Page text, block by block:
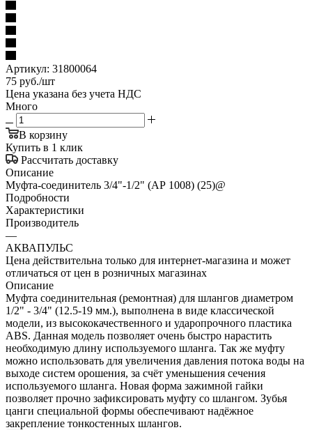
Артикул: 31800064
75 руб./шт
Цена указана без учета НДС
Много
В корзину
Купить в 1 клик
Рассчитать доставку
Описание
Муфта-соединитель 3/4"-1/2" (АР 1008) (25)@
Подробности
Характеристики
Производитель
—
АКВАПУЛЬС
Цена действительна только для интернет-магазина и может
отличаться от цен в розничных магазинах
Описание
Муфта соединительная (ремонтная) для шлангов диаметром
1/2" - 3/4" (12.5-19 мм.), выполнена в виде классической
модели, из высококачественного и ударопрочного пластика
ABS. Данная модель позволяет очень быстро нарастить
необходимую длину используемого шланга. Так же муфту
можно использовать для увеличения давления потока воды на
выходе систем орошения, за счёт уменьшения сечения
используемого шланга. Новая форма зажимной гайки
позволяет прочно зафиксировать муфту со шлангом. Зубья
цанги специальной формы обеспечивают надёжное
закрепление тонкостенных шлангов.